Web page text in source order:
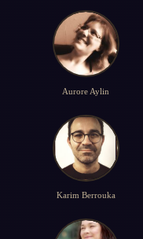
Aurore Aylin
Karim Berrouka